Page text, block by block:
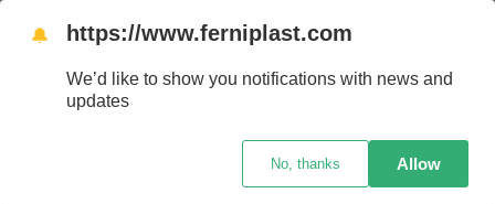
🔔 https://www.ferniplast.com
We’d like to show you notifications with news and
updates
No, thanks Allow